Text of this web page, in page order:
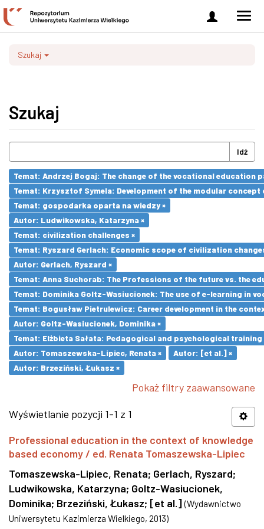
Zaloguj
się
Szukaj
Szukaj
Idź
Temat: Andrzej Bogaj: The change of the vocational education
Temat: Krzysztof Symela: Development of the modular concept
Temat: gospodarka oparta na wiedzy ×
Autor: Ludwikowska, Katarzyna ×
Temat: civilization challenges ×
Temat: Ryszard Gerlach: Economic scope of civilization
Autor: Gerlach, Ryszard ×
Temat: Anna Suchorab: The Professions of the future vs. the
Temat: Dominika Goltz-Wasiucionek: The use of e-learning in
Temat: Bogusław Pietrulewicz: Career development in the
Autor: Goltz-Wasiucionek, Dominika ×
Temat: Elżbieta Sałata: Pedagogical and psychological
Autor: Tomaszewska-Lipiec, Renata ×
Autor: [et al.] ×
Autor: Brzeziński, Łukasz ×
Pokaż filtry zaawansowane
Wyświetlanie pozycji 1-1 z 1
Professional education in the context of knowledge
based economy / ed. Renata Tomaszewska-Lipiec
Tomaszewska-Lipiec, Renata; Gerlach, Ryszard;
Ludwikowska, Katarzyna; Goltz-Wasiucionek,
Dominika; Brzeziński, Łukasz; [et al.] (Wydawnictwo
Uniwersytetu Kazimierza Wielkiego, 2013)